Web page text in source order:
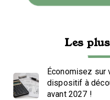
Les
Économisez sur
dispositif à
avant 2027 !